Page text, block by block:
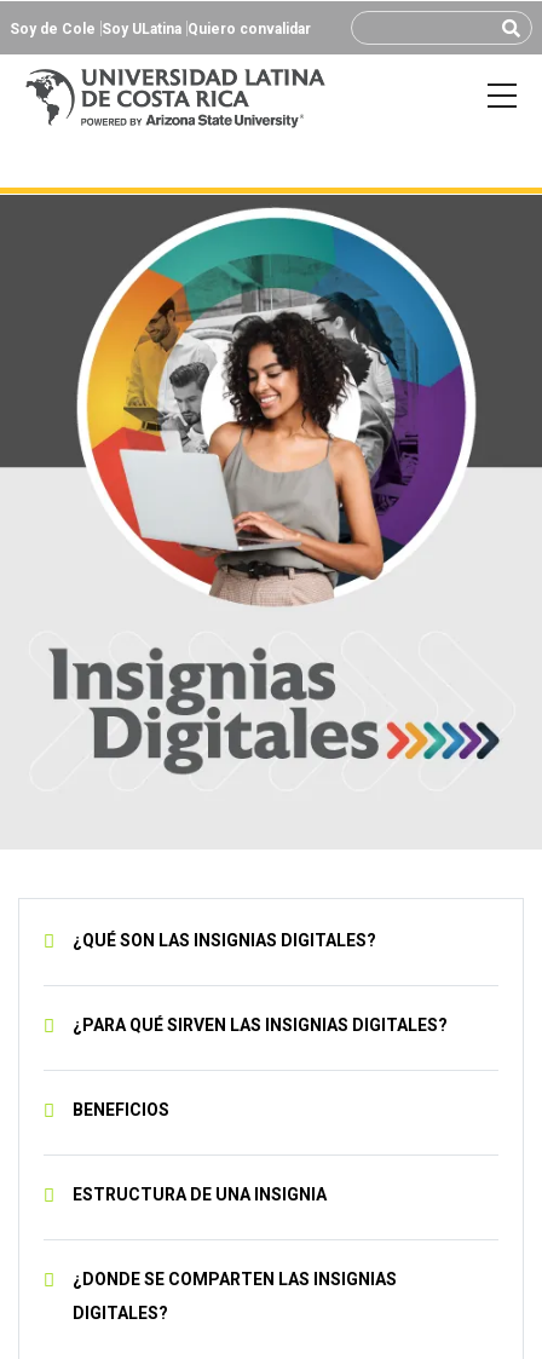
Soy de Cole Soy ULatina Quiero convalidar
¿QUÉ SON LAS INSIGNIAS DIGITALES?
¿PARA QUÉ SIRVEN LAS INSIGNIAS DIGITALES?
BENEFICIOS
ESTRUCTURA DE UNA INSIGNIA
¿DONDE SE COMPARTEN LAS INSIGNIAS
DIGITALES?